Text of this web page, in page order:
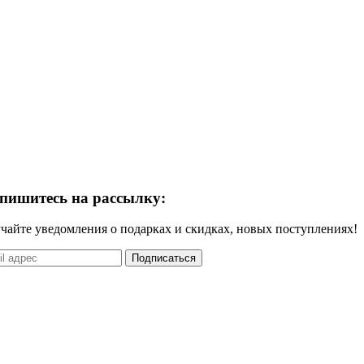
на рассылку:
уведомления о подарках и скидках, новых поступлениях!